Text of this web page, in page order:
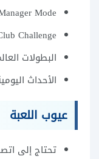
Mode
Challenge
البطولات
الأحداث
عيوب اللعبة
تحتاج إلى